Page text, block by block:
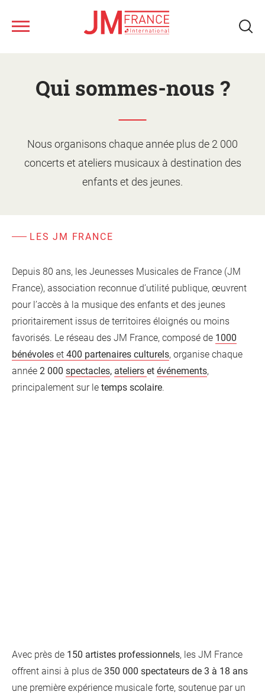
Qui sommes-nous ?
Notre réseau
Les artistes
Ateliers musicaux
Présentation des ateliers
Les Étincelles
Nos ressources
d'information
Ressources des spectacles
Livrets pédagogiques
Ressources adhérents
Présentation
Actualités
Qui sommes-nous ?
Nous organisons chaque année plus de 2 000
concerts et ateliers musicaux à destination des
enfants et des jeunes.
LES JM FRANCE
Depuis 80 ans, les Jeunesses Musicales de France (JM
France), association reconnue d’utilité publique, œuvrent
pour l’accès à la musique des enfants et des jeunes
prioritairement issus de territoires éloignés ou moins
favorisés. Le réseau des JM France, composé de 1000
bénévoles et 400 partenaires culturels, organise chaque
année 2 000 spectacles, ateliers et événements,
principalement sur le temps scolaire.
Avec près de 150 artistes professionnels, les JM France
offrent ainsi à plus de 350 000 spectateurs de 3 à 18 ans
une première expérience musicale forte, soutenue par un